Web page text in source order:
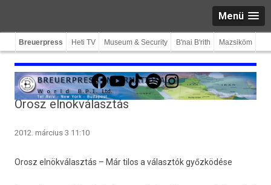
Menü
Breuerpress Heti TV Museum & Security B'nai B'rith Mazsiköm
Facebook
YouTube
TikTokSpotifyInstagram
Orosz elnökválasztás
2012. március 3 11:10
Orosz elnökválasztás – Már tilos a választók győzködése